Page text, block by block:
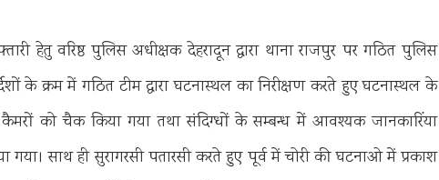
हेतु वरिष्ठ पुलिस अधीक्षक देहरादून द्वारा थाना राजपुर पर गठित पुलिस
के क्रम में गठित टीम द्वारा घटनास्थल का निरीक्षण करते हुए घटनास्थल के
को चैक किया गया तथा संदिग्धों के सम्बन्ध में आवश्यक जानकारिंया
गया। साथ ही सुरागरसी पतारसी करते हुए पूर्व में चोरी की घटनाओ में प्रकाश